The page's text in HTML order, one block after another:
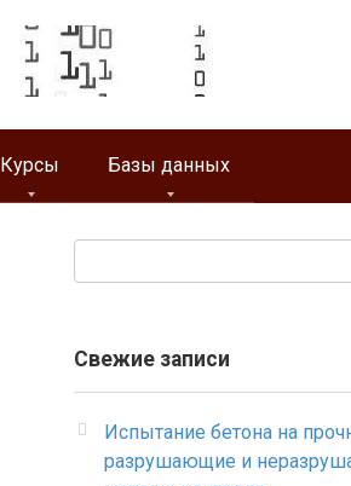
Курсы Базы данных
Свежие записи
Испытание бетона на
разрушающие и